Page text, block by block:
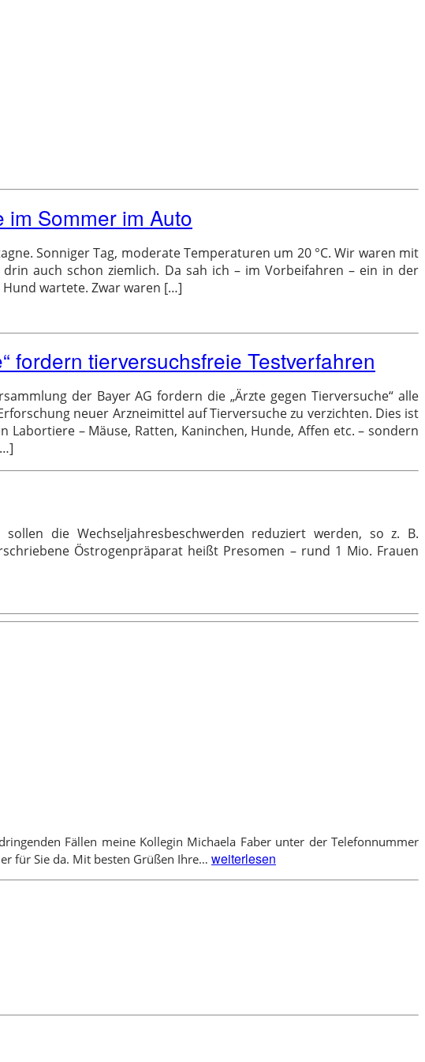
im Sommer im Auto
Sonniger Tag, moderate Temperaturen um 20 °C. Wir waren mit
auch schon ziemlich. Da sah ich – im Vorbeifahren – ein in der
wartete. Zwar waren […]
fordern tierversuchsfreie Testverfahren
der Bayer AG fordern die „Ärzte gegen Tierversuche“ alle
neuer Arzneimittel auf Tierversuche zu verzichten. Dies ist
– Mäuse, Ratten, Kaninchen, Hunde, Affen etc. – sondern
die Wechseljahresbeschwerden reduziert werden, so z. B.
Östrogenpräparat heißt Presomen – rund 1 Mio. Frauen
Fällen meine Kollegin Michaela Faber unter der Telefonnummer
für Sie da. Mit besten Grüßen Ihre… Urlaub
im
September
weiterlesen